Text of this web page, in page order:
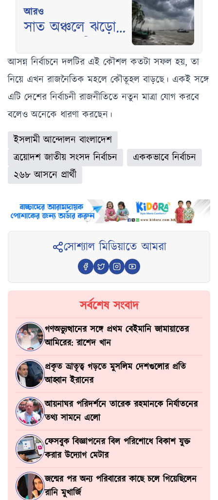
আরও
সাত অঞ্চলে ঝড়ো
পূর্বাভাস, নদীবন্দরে
১ নম্বর সতর্ক
সংকেত
আসন্ন নির্বাচনে দলটির এই কৌশল কতটা সফল হয়, তা
নিয়ে এখন রাজনৈতিক মহলে কৌতূহল বাড়ছে। একই সঙ্গে
এটি দেশের নির্বাচনী রাজনীতিতে নতুন মাত্রা যোগ করবে
বলেও অনেকে ধারণা করছেন।
ইসলামী আন্দোলন বাংলাদেশ
ত্রয়োদশ জাতীয় সংসদ নির্বাচন
এককভাবে নির্বাচন
২৬৮ আসনে প্রার্থী
সোশ্যাল মিডিয়াতে আমরা
সর্বশেষ সংবাদ
গণঅভ্যুত্থানের সঙ্গে প্রথম বেইমানি জামায়াতের
আমিরের: রাশেদ খান
প্রকৃত ভ্রাতৃত্ব গড়তে মুসলিম দেশগুলোর প্রতি
আহ্বান ইরানের
আয়নাঘর পরিদর্শনে তারেক রহমানকে নির্যাতনের
তথ্য সামনে এলো
ফেসবুক বিজ্ঞাপনের বিল পরিশোধে বিকাশ যুক্ত
করার উদ্যোগ মেটার
জন্মের পর অন্য পরিবারের কাছে চলে গিয়েছিলেন
রানি মুখার্জি